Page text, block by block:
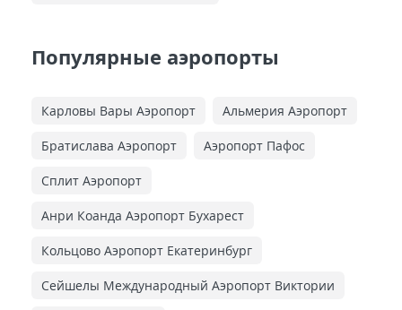
Популярные аэропорты
Карловы Вары Аэропорт Альмерия Аэропорт
Братислава Аэропорт Аэропорт Пафос
Сплит Аэропорт
Анри Коанда Аэропорт Бухарест
Кольцово Аэропорт Екатеринбург
Сейшелы Международный Аэропорт Виктории